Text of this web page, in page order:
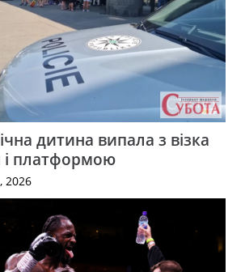
дитина випала з візка
і платформою
2026